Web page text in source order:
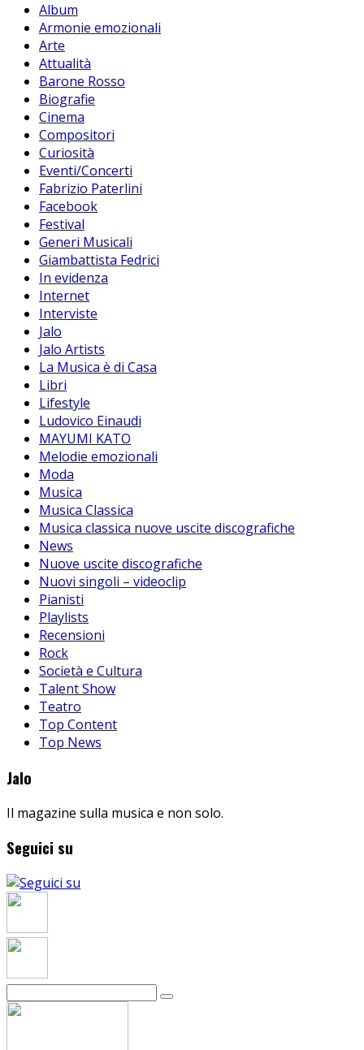
Album
Armonie emozionali
Arte
Attualità
Barone Rosso
Biografie
Cinema
Compositori
Curiosità
Eventi/Concerti
Fabrizio Paterlini
Facebook
Festival
Generi Musicali
Giambattista Fedrici
In evidenza
Internet
Interviste
Jalo
Jalo Artists
La Musica è di Casa
Libri
Lifestyle
Ludovico Einaudi
MAYUMI KATO
Melodie emozionali
Moda
Musica
Musica Classica
Musica classica nuove uscite discografiche
News
Nuove uscite discografiche
Nuovi singoli – videoclip
Pianisti
Playlists
Recensioni
Rock
Società e Cultura
Talent Show
Teatro
Top Content
Top News
Jalo
Il magazine sulla musica e non solo.
Seguici su